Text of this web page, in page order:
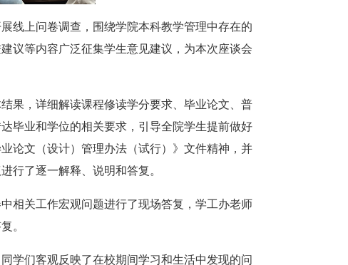
线上问卷调查，围绕学院本科教学管理中存在的
议等内容广泛征集学生意见建议，为本次座谈会
果，详细解读课程修读学分要求、毕业论文、普
毕业和学位的相关要求，引导全院学生提前做好
论文（设计）管理办法（试行）》文件精神，并
行了逐一解释、说明和答复。
相关工作宏观问题进行了现场答复，学工办老师
。
学们客观反映了在校期间学习和生活中发现的问